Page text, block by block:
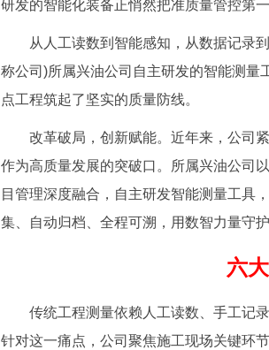
研发的智能化装备正悄然把准质量管控第一
从人工读数到智能感知，从数据记录到
称公司)所属兴油公司自主研发的智能测量
点工程筑起了坚实的质量防线。
改革破局，创新赋能。近年来，公司紧
作为高质量发展的突破口。所属兴油公司
目管理深度融合，自主研发智能测量工具
集、自动归档、全程可溯，用数智力量守
六
传统工程测量依赖人工读数、手工记录
针对这一痛点，公司聚焦施工现场关键环